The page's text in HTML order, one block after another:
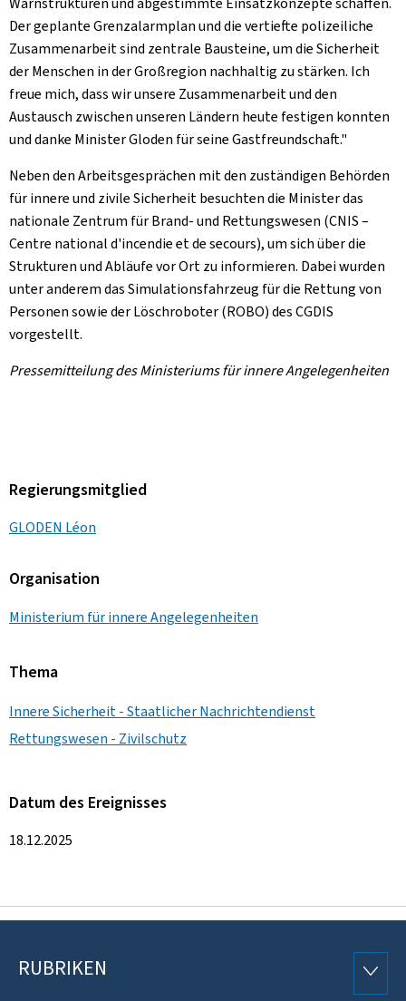
Der geplante Grenzalarmplan und die vertiefte polizeiliche
Zusammenarbeit sind zentrale Bausteine, um die Sicherheit
der Menschen in der Großregion nachhaltig zu stärken. Ich
freue mich, dass wir unsere Zusammenarbeit und den
Austausch zwischen unseren Ländern heute festigen konnten
und danke Minister Gloden für seine Gastfreundschaft."
Neben den Arbeitsgesprächen mit den zuständigen Behörden
für innere und zivile Sicherheit besuchten die Minister das
nationale Zentrum für Brand- und Rettungswesen (CNIS –
Centre national d'incendie et de secours), um sich über die
Strukturen und Abläufe vor Ort zu informieren. Dabei wurden
unter anderem das Simulationsfahrzeug für die Rettung von
Personen sowie der Löschroboter (ROBO) des CGDIS
vorgestellt.
Pressemitteilung des Ministeriums für innere Angelegenheiten
Regierungsmitglied
GLODEN Léon
Organisation
Ministerium für innere Angelegenheiten
Thema
Innere Sicherheit - Staatlicher Nachrichtendienst
Rettungswesen - Zivilschutz
Datum des Ereignisses
18.12.2025
Footer
RUBRIKEN